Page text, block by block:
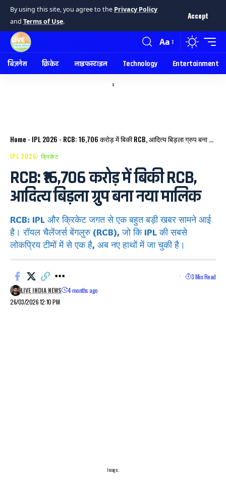
By using this site, you agree to the Privacy Policy
and Terms of Use.
Accept
Aa
बिज़नेस क्रिकेट लाइफस्टाइल Technology Entertainment
a
Home - IPL 2026 - RCB: ₹16,706 करोड़ में बिकी RCB, आदित्य बिड़ला ग्रुप बना नया मालिक
IPL 2026 क्रिकेट
RCB: ₹16,706 करोड़ में बिकी RCB,
आदित्य बिड़ला ग्रुप बना नया मालिक
RCB: IPL और क्रिकेट जगत से एक बहुत बड़ी खबर सामने आई
है। रॉयल चैलेंजर्स बेंगलुरु (RCB), जो कि IPL की सबसे
लोकप्रिय टीमों में से एक है, अब नए हाथों में जा चुकी है।
26/03/2026 12:10 PM
LIVE INDIA NEWS 4 months ago
3 Min Read
Image..